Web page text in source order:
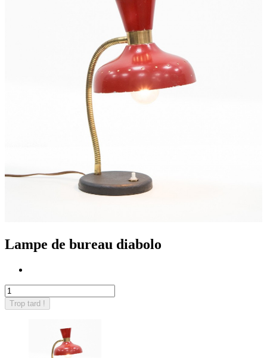
Lampe de bureau diabolo
Trop tard !